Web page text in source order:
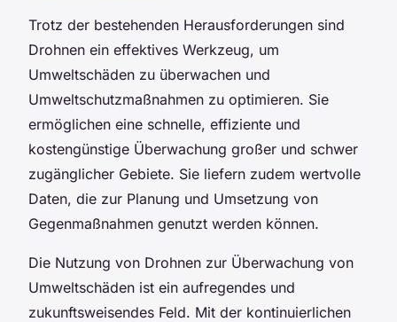
Trotz der bestehenden Herausforderungen sind
Drohnen ein effektives Werkzeug, um
Umweltschäden zu überwachen und
Umweltschutzmaßnahmen zu optimieren. Sie
ermöglichen eine schnelle, effiziente und
kostengünstige Überwachung großer und schwer
zugänglicher Gebiete. Sie liefern zudem wertvolle
Daten, die zur Planung und Umsetzung von
Gegenmaßnahmen genutzt werden können.
Die Nutzung von Drohnen zur Überwachung von
Umweltschäden ist ein aufregendes und
zukunftsweisendes Feld. Mit der kontinuierlichen